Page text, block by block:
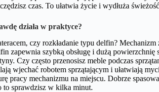
czas. To ułatwia życie i wydłuża
działa w praktyce?
czy rozkładanie typu delfin?
zapewnia szybką obsługę i dużą powierzchnię
Czy często przenosisz meble podczas
wjechać robotem sprzątającym i ułatwiają
pracy mechanizmu na miejscu. Dobrze
to sprawdzisz w kilka minut.